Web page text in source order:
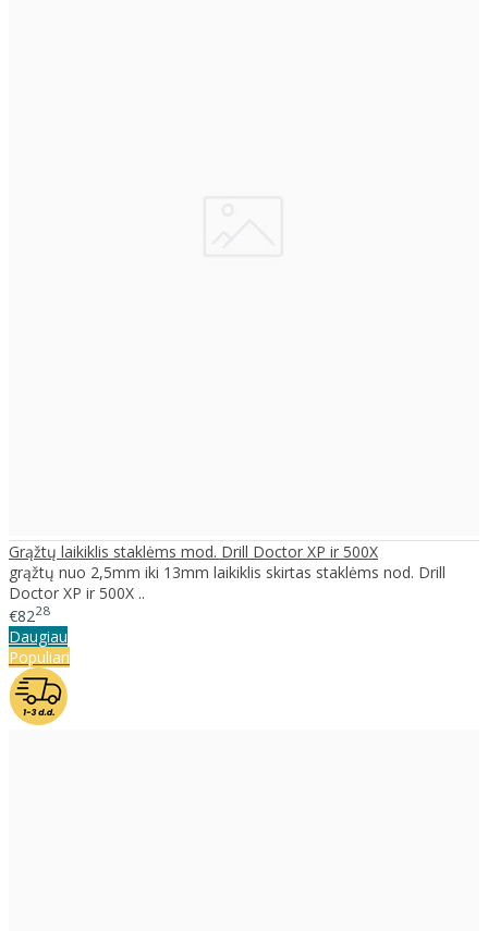
Grąžtų laikiklis staklėms mod. Drill Doctor XP ir 500X
grąžtų nuo 2,5mm iki 13mm laikiklis skirtas staklėms nod. Drill
Doctor XP ir 500X ..
€8228
Daugiau
Populiari